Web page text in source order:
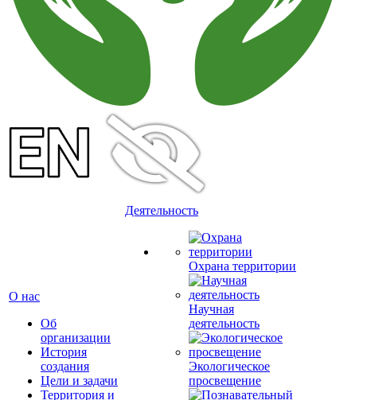
О нас
Об
организации
История
создания
Цели и задачи
Территория и
Деятельность
Охрана территории
Научная
деятельность
Экологическое
просвещение